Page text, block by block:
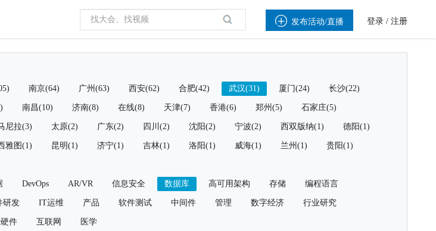
 发布活动/直播 登录 / 注册
南京(64) 广州(63) 西安(62) 合肥(42) 武汉(31) 厦门(24) 长沙(22)
南昌(10) 济南(8) 在线(8) 天津(7) 香港(6) 郑州(5) 石家庄(5)
尼拉(3) 太原(2) 广东(2) 四川(2) 沈阳(2) 宁波(2) 西双版纳(1) 德阳(1)
雅图(1) 昆明(1) 济宁(1) 吉林(1) 洛阳(1) 威海(1) 兰州(1) 贵阳(1)
DevOps AR/VR 信息安全 数据库 高可用架构 存储 编程语言
研发 IT运维 产品 软件测试 中间件 管理 数字经济 行业研究
件 互联网 医学